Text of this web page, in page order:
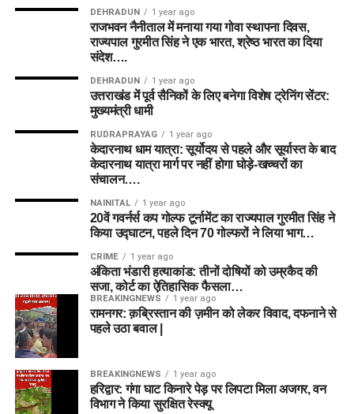
DEHRADUN 1 year ago
राजभवन नैनीताल में मनाया गया गोवा स्थापना दिवस,
राज्यपाल गुरमीत सिंह ने एक भारत, श्रेष्ठ भारत का दिया
संदेश….
DEHRADUN 1 year ago
उत्तराखंड में पूर्व सैनिकों के लिए बनेगा विशेष ट्रेनिंग सेंटर:
मुख्यमंत्री धामी
RUDRAPRAYAG 1 year ago
केदारनाथ धाम यात्रा: सूर्योदय से पहले और सूर्यास्त के बाद
केदारनाथ यात्रा मार्ग पर नहीं होगा घोड़े-खच्चरों का
संचालन….
NAINITAL 1 year ago
20वें गवर्नर्स कप गोल्फ टूर्नामेंट का राज्यपाल गुरमीत सिंह ने
किया उद्घाटन, पहले दिन 70 गोल्फरों ने लिया भाग…
CRIME 1 year ago
अंकिता भंडारी हत्याकांड: तीनों दोषियों को उम्रकैद की
सजा, कोर्ट का ऐतिहासिक फैसला…
BREAKINGNEWS 1 year ago
रामनगर: क़ब्रिस्तान की ज़मीन को लेकर विवाद, दफनाने से
पहले उठा बवाल |
BREAKINGNEWS 1 year ago
हरिद्वार: गंगा घाट किनारे पेड़ पर लिपटा मिला अजगर, वन
विभाग ने किया सुरक्षित रेस्क्यू